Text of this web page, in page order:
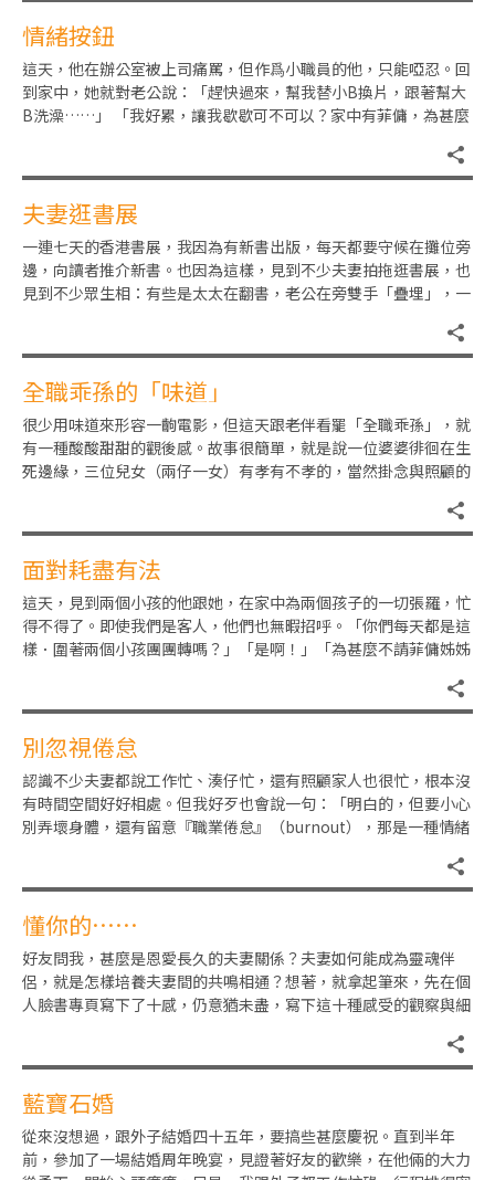
情緒按鈕
這天，他在辦公室被上司痛罵，但作爲小職員的他，只能啞忍。回
到家中，她就對老公說：「趕快過來，幫我替小B換片，跟著幫大
B洗澡……」 「我好累，讓我歇歇可不可以？家中有菲傭，為甚麼
夫妻逛書展
一連七天的香港書展，我因為有新書出版，每天都要守候在攤位旁
邊，向讀者推介新書。也因為這樣，見到不少夫妻拍拖逛書展，也
見到不少眾生相：有些是太太在翻書，老公在旁雙手「疊埋」，一
全職乖孫的「味道」
很少用味道來形容一齣電影，但這天跟老伴看罷「全職乖孫」，就
有一種酸酸甜甜的觀後感。故事很簡單，就是說一位婆婆徘徊在生
死邊緣，三位兒女（兩仔一女）有孝有不孝的，當然掛念與照顧的
面對耗盡有法
這天，見到兩個小孩的他跟她，在家中為兩個孩子的一切張羅，忙
得不得了。即使我們是客人，他們也無暇招呼。「你們每天都是這
樣．圍著兩個小孩團團轉嗎？」「是啊！」「為甚麼不請菲傭姊姊
別忽視倦怠
認識不少夫妻都說工作忙、湊仔忙，還有照顧家人也很忙，根本沒
有時間空間好好相處。但我好歹也會說一句：「明白的，但要小心
別弄壞身體，還有留意『職業倦怠』（burnout），那是一種情緒
懂你的……
好友問我，甚麼是恩愛長久的夫妻關係？夫妻如何能成為靈魂伴
侶，就是怎樣培養夫妻間的共鳴相通？想著，就拿起筆來，先在個
人臉書專頁寫下了十感，仍意猶未盡，寫下這十種感受的觀察與細
藍寶石婚
從來沒想過，跟外子結婚四十五年，要搞些甚麼慶祝。直到半年
前，參加了一場結婚周年晚宴，見證著好友的歡樂，在他倆的大力